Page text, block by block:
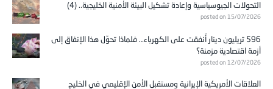
التحولات الجيوسياسية وإعادة تشكيل البيئة الأمنية الخليجية.. (4)
posted on 15/07/2026
596 تريليون دينار أُنفقت على الكهرباء… فلماذا تحوّل هذا الإنفاق إلى
أزمة اقتصادية مزمنة؟
posted on 12/07/2026
العلاقات الأمريكية الإيرانية ومستقبل الأمن الإقليمي في الخليج